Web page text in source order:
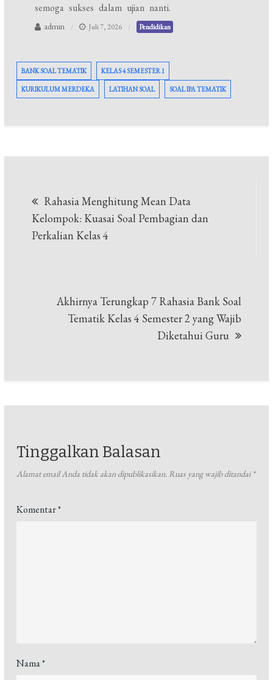
semoga sukses dalam ujian nanti.
admin Juli 7, 2026 Pendidikan
BANK SOAL TEMATIK KELAS 4 SEMESTER 1
KURIKULUM MERDEKA LATIHAN SOAL SOAL IPA TEMATIK
pos
Rahasia Menghitung Mean Data
Kelompok: Kuasai Soal Pembagian dan
Perkalian Kelas 4
Akhirnya Terungkap 7 Rahasia Bank Soal
Tematik Kelas 4 Semester 2 yang Wajib
Diketahui Guru
Tinggalkan Balasan
Alamat email Anda tidak akan dipublikasikan. Ruas yang wajib ditandai *
Komentar*
Nama*